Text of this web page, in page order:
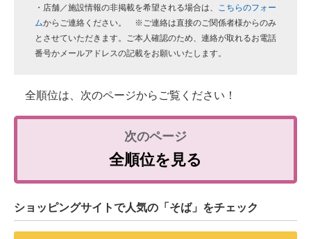
・店舗／施設情報の非掲載を希望される場合は、 こちらのフォー
ムからご連絡ください。 ※ご連絡は直接のご関係者様からのみ
とさせていただきます。ご本人確認のため、連絡が取れるお電話
番号かメールアドレスの記載をお願いいたします。
全順位は、次のページからご覧ください！
全順位を見る
ショッピングサイトで人気の「そば」をチェック